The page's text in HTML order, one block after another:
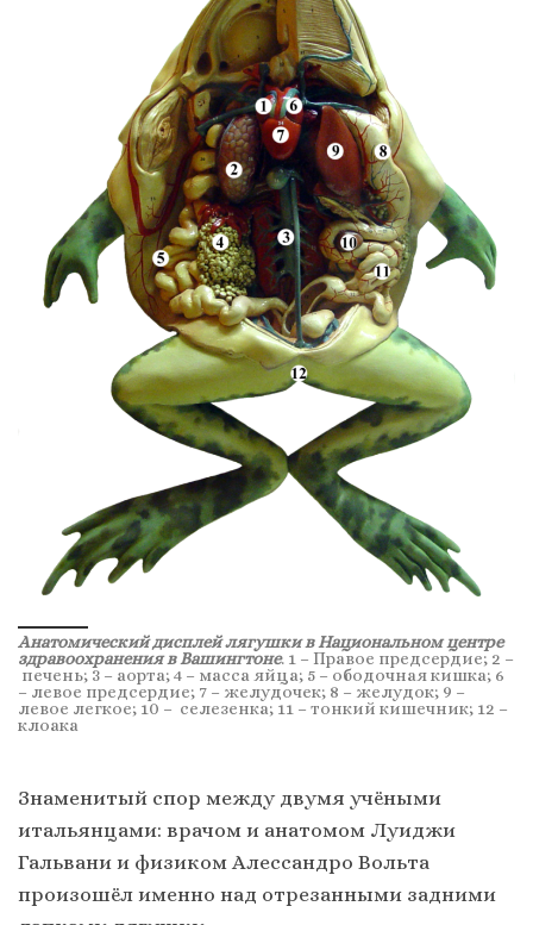
Анатомический дисплей лягушки в Национальном центре
здравоохранения в Вашингтоне. 1 – Правое предсердие; 2 –
печень; 3 – аорта; 4 – масса яйца; 5 – ободочная кишка; 6
– левое предсердие; 7 – желудочек; 8 – желудок; 9 –
левое легкое; 10 – селезенка; 11 – тонкий кишечник; 12 –
клоака
Знаменитый спор между двумя учёными
итальянцами: врачом и анатомом Луиджи
Гальвани и физиком Алессандро Вольта
произошёл именно над отрезанными задними